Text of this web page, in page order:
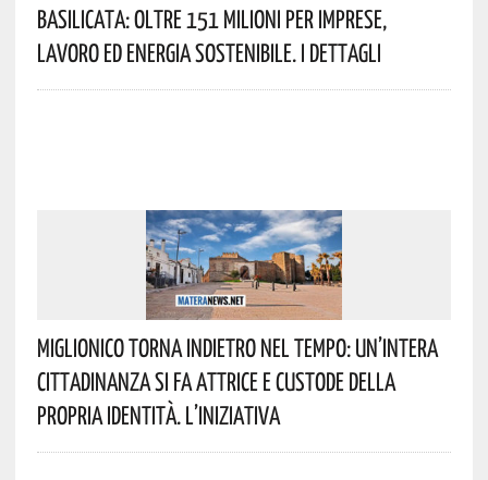
Basilicata: Oltre 151 Milioni Per Imprese,
Lavoro Ed Energia Sostenibile. I Dettagli
Miglionico Torna Indietro Nel Tempo: Un’intera
Cittadinanza Si Fa Attrice E Custode Della
Propria Identità. L’iniziativa